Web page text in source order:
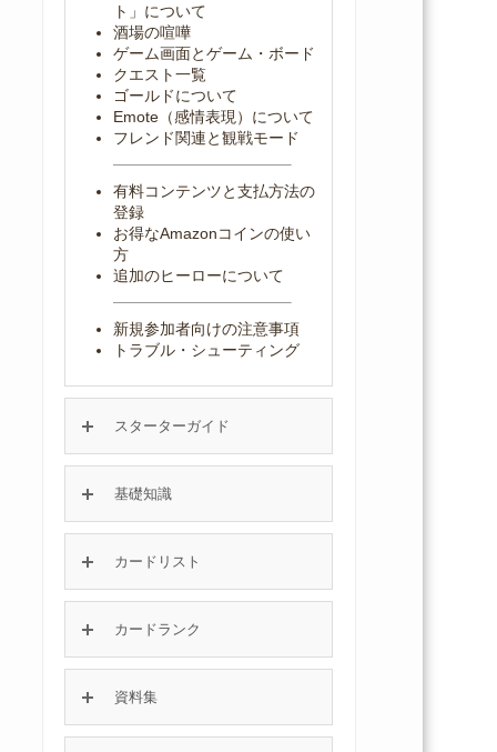
ト」について
酒場の喧嘩
ゲーム画面とゲーム・ボード
クエスト一覧
ゴールドについて
Emote（感情表現）について
フレンド関連と観戦モード
有料コンテンツと支払方法の
登録
お得なAmazonコインの使い
方
追加のヒーローについて
新規参加者向けの注意事項
トラブル・シューティング
スターターガイド
基礎知識
カードリスト
カードランク
資料集